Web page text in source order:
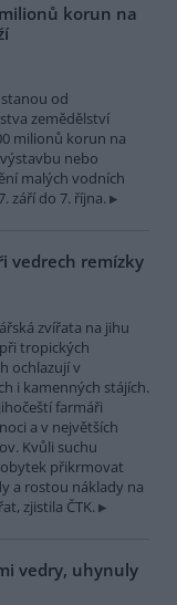
korun na
od
zemědělství
milionů korun na
nebo
malých vodních
září do 7. října.
vedrech remízky
zvířata na jihu
tropických
ochlazují v
i kamenných stájích.
farmáři
a v největších
Kvůli suchu
přikrmovat
a rostou náklady na
zjistila ČTK.
vedry, uhynuly